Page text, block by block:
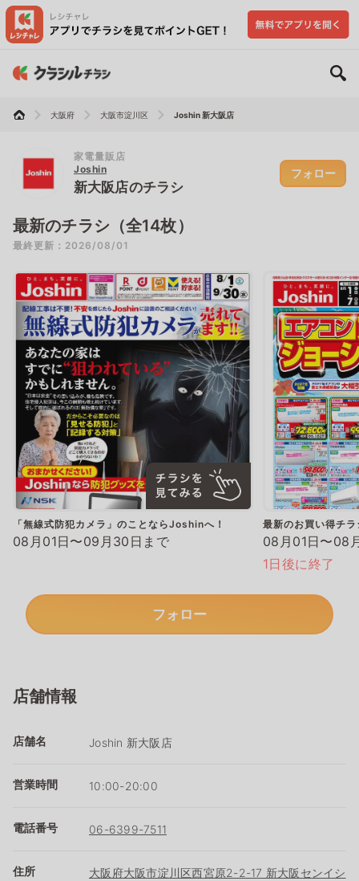
大阪府 大阪市淀川区 Joshin 新大阪店
家電量販店
Joshin
新大阪店のチラシ
フォロー
最新のチラシ（全14枚）
最終更新：2026/08/01
「無線式防犯カメラ」のことならJoshinへ！
08月01日〜09月30日まで
最新のお買い得チラ
08月01日〜08
1日後に終了
フォロー
店舗情報
店舗名 Joshin 新大阪店
営業時間 10:00-20:00
電話番号 06-6399-7511
住所
大阪府大阪市淀川区西宮原2-2-17 新大阪センイシ